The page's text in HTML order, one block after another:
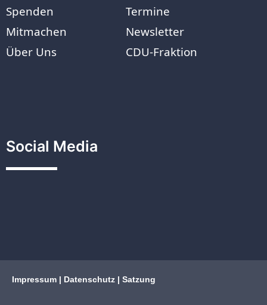
Spenden
Mitmachen
Über Uns
Termine
Newsletter
CDU-Fraktion
Social Media
Impressum Datenschutz Satzung